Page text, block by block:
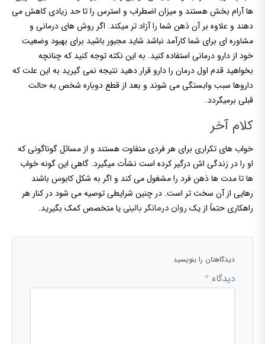
ها آرام بخش هستند و میزان اضطراب و استرس را تا حد زیادی کاهش می
دهند و علاوه بر آن ذهن شما را آزاد تر میکند. اگر روش های درمانی و
مشاوره ای برای شما کارآمد نباشد شاید مجبور باشید برای بهبود وضعیت
خود از دارو درمانی استفاده کنید. به این نکته توجه کنید که چنانچه
بخواهید قدم اول درمان را دارو قرار دهید نتیجه نمی گیرید به این علت که
داروها سبب وابستگی می شوند و بعد از قطع دوباره شخص به حالت
قبلی برمیگردد.
کلام آخر
خواب های تکراری برای هر فردی متفاوت هستند و از مسائل گوناگونی که
او را در زندگی اش درگیر کرده است نشأت میگیرد. گاهی این گونه خواب
ها تا مدت ها ذهن فرد را مشغول می کند و اگر به شکل کابوس باشند
رهایی از آن سخت تر است. در چنین شرایطی توصیه می شود در کنار هر
راهکاری حتماً از یک روان درمانگر بالینییا متخصص کمک بگیرید.
دیدگاهتان را بنویسید
دیدگاه *